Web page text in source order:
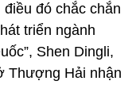
đó chắc chắn
triển ngành
Shen Dingli,
Thượng Hải nhận